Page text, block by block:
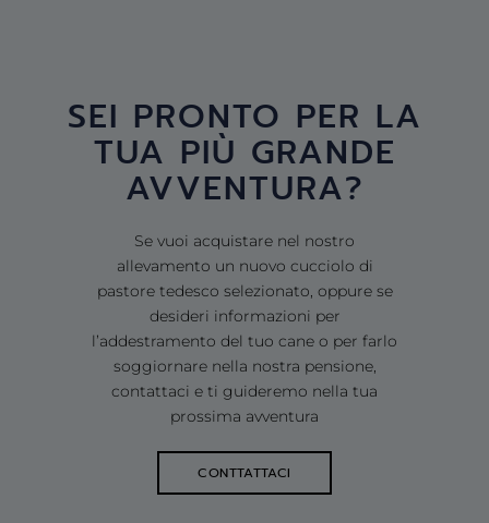
SEI PRONTO PER LA
TUA PIÙ GRANDE
AVVENTURA?
Se vuoi acquistare nel nostro
allevamento un nuovo cucciolo di
pastore tedesco selezionato, oppure se
desideri informazioni per
l’addestramento del tuo cane o per farlo
soggiornare nella nostra pensione,
contattaci e ti guideremo nella tua
prossima avventura
CONTTATTACI